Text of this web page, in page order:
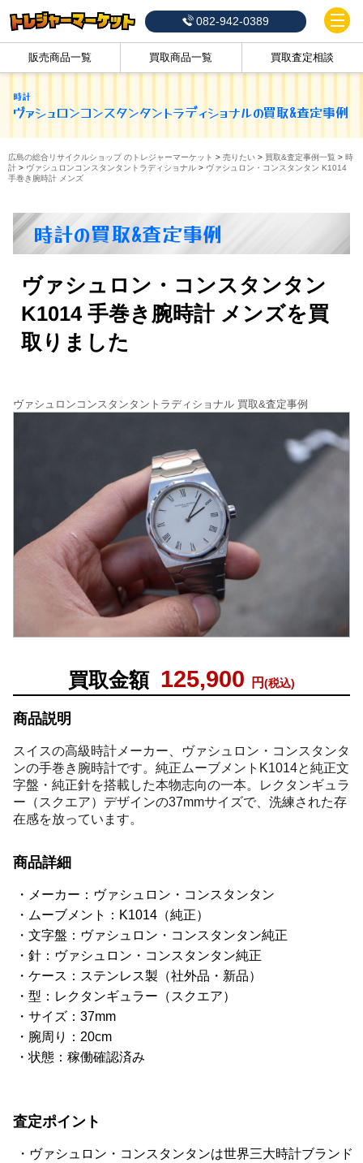
082-942-0389
販売商品一覧 買取商品一覧 買取査定相談
時計
ヴァシュロンコンスタンタントラディショナルの買取&査定事例
広島の総合リサイクルショップ のトレジャーマーケット > 売りたい> 買取&査定事例一覧 > 時
計> ヴァシュロンコンスタンタントラディショナル> ヴァシュロン・コンスタンタン K1014
手巻き腕時計 メンズ
時計の買取&査定事例
ヴァシュロン・コンスタンタン
K1014 手巻き腕時計 メンズを買
取りました
買取金額 125,900 円(税込)
商品説明
スイスの高級時計メーカー、ヴァシュロン・コンスタンタ
ンの手巻き腕時計です。純正ムーブメントK1014と純正文
字盤・純正針を搭載した本物志向の一本。レクタンギュラ
ー（スクエア）デザインの37mmサイズで、洗練された存
在感を放っています。
商品詳細
メーカー：ヴァシュロン・コンスタンタン
ムーブメント：K1014（純正）
文字盤：ヴァシュロン・コンスタンタン純正
針：ヴァシュロン・コンスタンタン純正
ケース：ステンレス製（社外品・新品）
型：レクタンギュラー（スクエア）
サイズ：37mm
腕周り：20cm
状態：稼働確認済み
査定ポイント
ヴァシュロン・コンスタンタンは世界三大時計ブランド
ヴァシュロンコンスタンタントラディショナル 買取&査定事例